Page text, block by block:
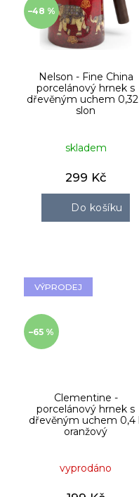
–48 %
Nelson - Fine China
porcelánový hrnek s
dřevěným uchem 0,32
slon
skladem
299 Kč
Do košíku
VÝPRODEJ
–65 %
Clementine -
porcelánový hrnek s
dřevěným uchem 0,4
oranžový
vyprodáno